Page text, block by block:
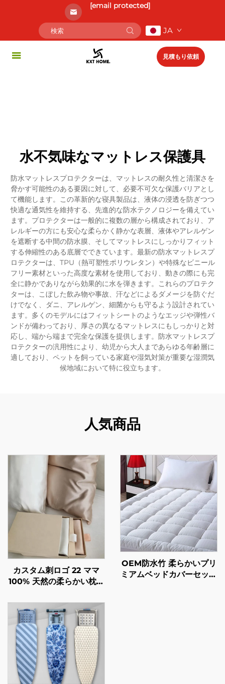
[email protected]
JA
見積もり依頼
水不気味なマットレス保護具
防水マットレスプロテクターは、マットレスの耐久性と清潔さを
脅かす可能性のある要因に対して、必要不可欠な保護バリアとし
て機能します。この革新的な寝具製品は、液体の浸透を防ぎつつ
快適な通気性を維持する、先進的な防水テクノロジーを備えてい
ます。プロテクターは一般的に複数の層から構成されており、ア
レルギーの方にも安心な柔らかく静かな表層、液体やアレルゲン
を遮断する中間の防水膜、そしてマットレスにしっかりフィット
する伸縮性のある底層でできています。最新の防水マットレスプ
ロテクターは、TPU（熱可塑性ポリウレタン）や特殊なビニール
フリー素材といった高度な素材を使用しており、動きの際にも完
全に静かでありながら効果的に水を弾きます。これらのプロテク
ターは、こぼした飲み物や事故、汗などによるダメージを防ぐだ
けでなく、ダニ、アレルゲン、細菌からも守るよう設計されてい
ます。多くのモデルにはフィットシートのようなエッジや弾性バ
ンドが備わっており、厚さの異なるマットレスにもしっかりと対
応し、端から端まで完全な保護を提供します。防水マットレスプ
ロテクターの汎用性により、幼児から大人まであらゆる年齢層に
適しており、ペットを飼っている家庭や湿気対策が重要な湿潤気
候地域において特に役立ちます。
人気商品
カスタム刺ロゴ 22 ママ
100% 天然の柔らかい枕カ
付き のシルク枕カバー
OEM防水竹 柔らかいプリ
ミアムベッドカバーセット